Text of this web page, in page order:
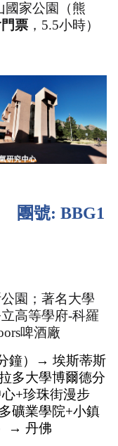
家公園（熊
票 ，5.5小時）
團號: BBG1
園；著名大學
高等學府-科羅
啤酒廠
鐘）→ 埃斯蒂斯
多大學博爾德分
+珍珠街漫步
礦業學院+小鎮
→ 丹佛